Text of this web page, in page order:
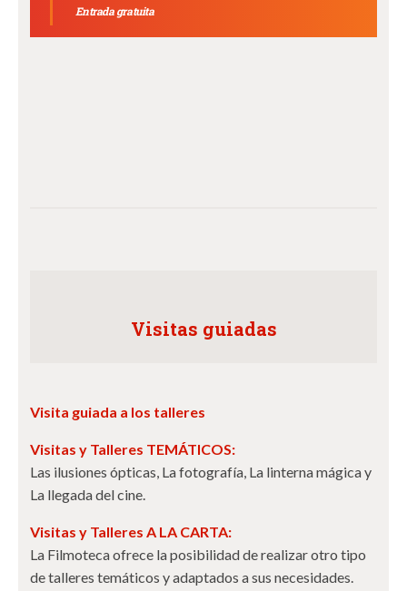
Entrada gratuita
Visitas guiadas
Visita guiada a los talleres
Visitas y Talleres TEMÁTICOS:
Las ilusiones ópticas, La fotografía, La linterna mágica y
La llegada del cine.
Visitas y Talleres A LA CARTA:
La Filmoteca ofrece la posibilidad de realizar otro tipo
de talleres temáticos y adaptados a sus necesidades.